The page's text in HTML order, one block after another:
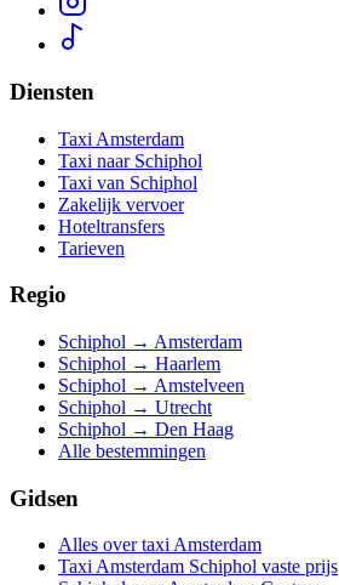
Diensten
Taxi Amsterdam
Taxi naar Schiphol
Taxi van Schiphol
Zakelijk vervoer
Hoteltransfers
Tarieven
Regio
Schiphol → Amsterdam
Schiphol → Haarlem
Schiphol → Amstelveen
Schiphol → Utrecht
Schiphol → Den Haag
Alle bestemmingen
Gidsen
Alles over taxi Amsterdam
Taxi Amsterdam Schiphol vaste prijs